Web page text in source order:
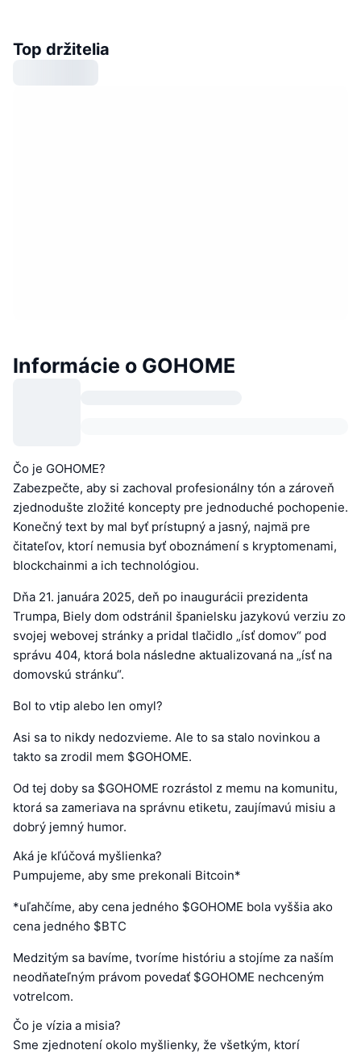
Top držitelia
Informácie o GOHOME
Čo je GOHOME?
Zabezpečte, aby si zachoval profesionálny tón a zároveň
zjednodušte zložité koncepty pre jednoduché pochopenie.
Konečný text by mal byť prístupný a jasný, najmä pre
čitateľov, ktorí nemusia byť oboznámení s kryptomenami,
blockchainmi a ich technológiou.
Dňa 21. januára 2025, deň po inaugurácii prezidenta
Trumpa, Biely dom odstránil španielsku jazykovú verziu zo
svojej webovej stránky a pridal tlačidlo „ísť domov“ pod
správu 404, ktorá bola následne aktualizovaná na „ísť na
domovskú stránku“.
Bol to vtip alebo len omyl?
Asi sa to nikdy nedozvieme. Ale to sa stalo novinkou a
takto sa zrodil mem $GOHOME.
Od tej doby sa $GOHOME rozrástol z memu na komunitu,
ktorá sa zameriava na správnu etiketu, zaujímavú misiu a
dobrý jemný humor.
Aká je kľúčová myšlienka?
Pumpujeme, aby sme prekonali Bitcoin*
*uľahčíme, aby cena jedného $GOHOME bola vyššia ako
cena jedného $BTC
Medzitým sa bavíme, tvoríme históriu a stojíme za naším
neodňateľným právom povedať $GOHOME nechceným
votrelcom.
Čo je vízia a misia?
Sme zjednotení okolo myšlienky, že všetkým, ktorí